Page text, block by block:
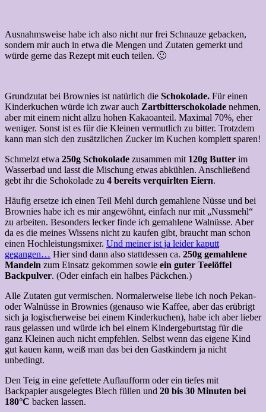
Ausnahmsweise habe ich also nicht nur frei Schnauze gebacken,
sondern mir auch in etwa die Mengen und Zutaten gemerkt und
würde gerne das Rezept mit euch teilen. 🙂
Grundzutat bei Brownies ist natürlich die Schokolade. Für einen
Kinderkuchen würde ich zwar auch Zartbitterschokolade nehmen,
aber mit einem nicht allzu hohen Kakaoanteil. Maximal 70%, eher
weniger. Sonst ist es für die Kleinen vermutlich zu bitter. Trotzdem
kann man sich den zusätzlichen Zucker im Kuchen komplett sparen!
Schmelzt etwa 250g Schokolade zusammen mit 120g Butter im
Wasserbad und lasst die Mischung etwas abkühlen. Anschließend
gebt ihr die Schokolade zu 4 bereits verquirlten Eiern.
Häufig ersetze ich einen Teil Mehl durch gemahlene Nüsse und bei
Brownies habe ich es mir angewöhnt, einfach nur mit „Nussmehl“
zu arbeiten. Besonders lecker finde ich gemahlene Walnüsse. Aber
da es die meines Wissens nicht zu kaufen gibt, braucht man schon
einen Hochleistungsmixer. Und meiner ist ja leider kaputt
gegangen… Hier sind dann also stattdessen ca. 250g gemahlene
Mandeln zum Einsatz gekommen sowie ein guter Teelöffel
Backpulver. (Oder einfach ein halbes Päckchen.)
Alle Zutaten gut vermischen. Normalerweise liebe ich noch Pekan-
oder Walnüsse in Brownies (genauso wie Kaffee, aber das erübrigt
sich ja logischerweise bei einem Kinderkuchen), habe ich aber lieber
raus gelassen und würde ich bei einem Kindergeburtstag für die
ganz Kleinen auch nicht empfehlen. Selbst wenn das eigene Kind
gut kauen kann, weiß man das bei den Gastkindern ja nicht
unbedingt.
Den Teig in eine gefettete Auflaufform oder ein tiefes mit
Backpapier ausgelegtes Blech füllen und 20 bis 30 Minuten bei
180°C backen lassen.